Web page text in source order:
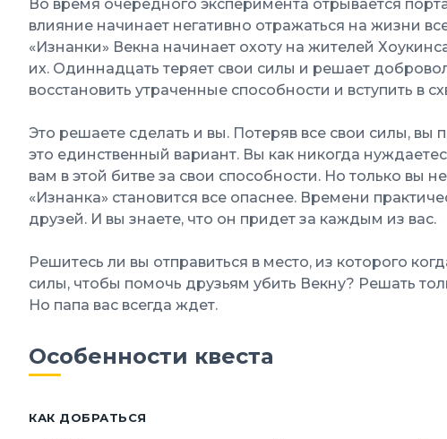
Во время очередного эксперимента отрывается
влияние начинает негативно отражаться на жизни
«Изнанки» Векна начинает охоту на жителей
их. Одиннадцать теряет свои силы и решает
восстановить утраченные способности и вступить в
Это решаете сделать и вы. Потеряв все свои силы,
это единственный вариант. Вы как никогда
вам в этой битве за свои способности. Но только вы
«Изнанка» становится все опаснее. Времени
друзей. И вы знаете, что он придет за каждым из вас.
Решитесь ли вы отправиться в место, из которого
силы, чтобы помочь друзьям убить Векну? Решать
Но папа вас всегда ждет.
Особенности квеста
КАК ДОБРАТЬСЯ